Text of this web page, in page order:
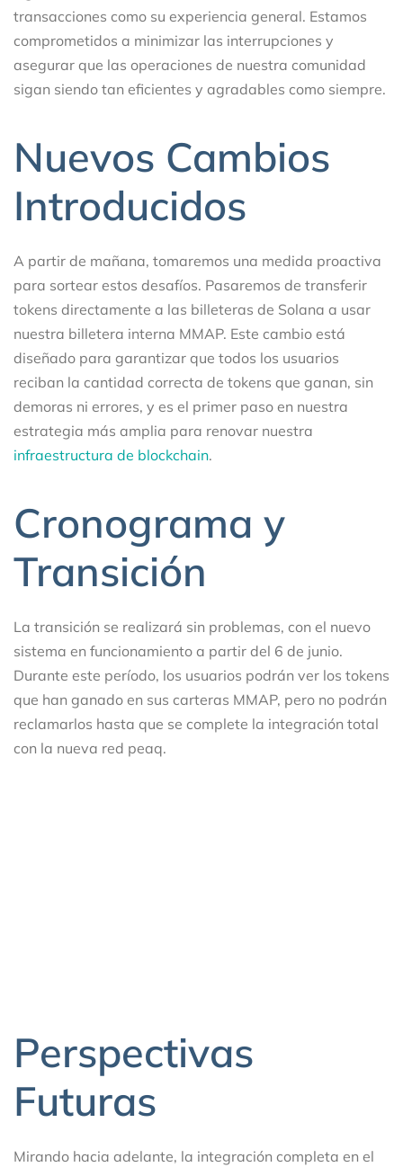
transacciones como su experiencia general. Estamos
comprometidos a minimizar las interrupciones y
asegurar que las operaciones de nuestra comunidad
sigan siendo tan eficientes y agradables como siempre.
Nuevos Cambios
Introducidos
A partir de mañana, tomaremos una medida proactiva
para sortear estos desafíos. Pasaremos de transferir
tokens directamente a las billeteras de Solana a usar
nuestra billetera interna MMAP. Este cambio está
diseñado para garantizar que todos los usuarios
reciban la cantidad correcta de tokens que ganan, sin
demoras ni errores, y es el primer paso en nuestra
estrategia más amplia para renovar nuestra
infraestructura de blockchain.
Cronograma y
Transición
La transición se realizará sin problemas, con el nuevo
sistema en funcionamiento a partir del 6 de junio.
Durante este período, los usuarios podrán ver los tokens
que han ganado en sus carteras MMAP, pero no podrán
reclamarlos hasta que se complete la integración total
con la nueva red peaq.
Perspectivas
Futuras
Mirando hacia adelante, la integración completa en el